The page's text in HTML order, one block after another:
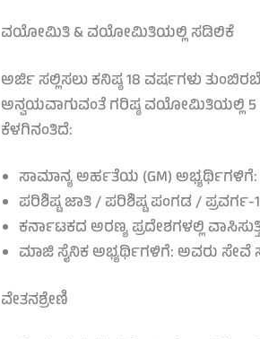
ವಯೋಮಿತಿ & ವಯೋಮಿತಿಯಲ್ಲಿ ಸಡಿಲಿಕೆ
ಅರ್ಜಿ ಸಲ್ಲಿಸಲು ಕನಿಷ್ಠ 18 ವರ್ಷಗಳು
ಅನ್ವಯವಾಗುವಂತೆ ಗರಿಷ್ಠ ವಯೋಮಿತಿಯಲ್ಲಿ 5
ಕೆಳಗಿನಂತಿದೆ:
ಸಾಮಾನ್ಯ ಅರ್ಹತೆಯ (GM) ಅಭ್ಯರ್ಥಿಗಳಿಗೆ:
ಪರಿಶಿಷ್ಟ ಜಾತಿ / ಪರಿಶಿಷ್ಟ ಪಂಗಡ / ಪ್ರವರ್ಗ-
ಕರ್ನಾಟಕದ ಅರಣ್ಯ ಪ್ರದೇಶಗಳಲ್ಲಿ
ಮಾಜಿ ಸೈನಿಕ ಅಭ್ಯರ್ಥಿಗಳಿಗೆ: ಅವರು
ವೇತನಶ್ರೇಣಿ